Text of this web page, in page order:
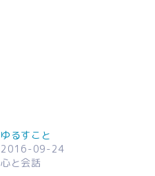
ゆるすこと
2016-09-24
心と会話